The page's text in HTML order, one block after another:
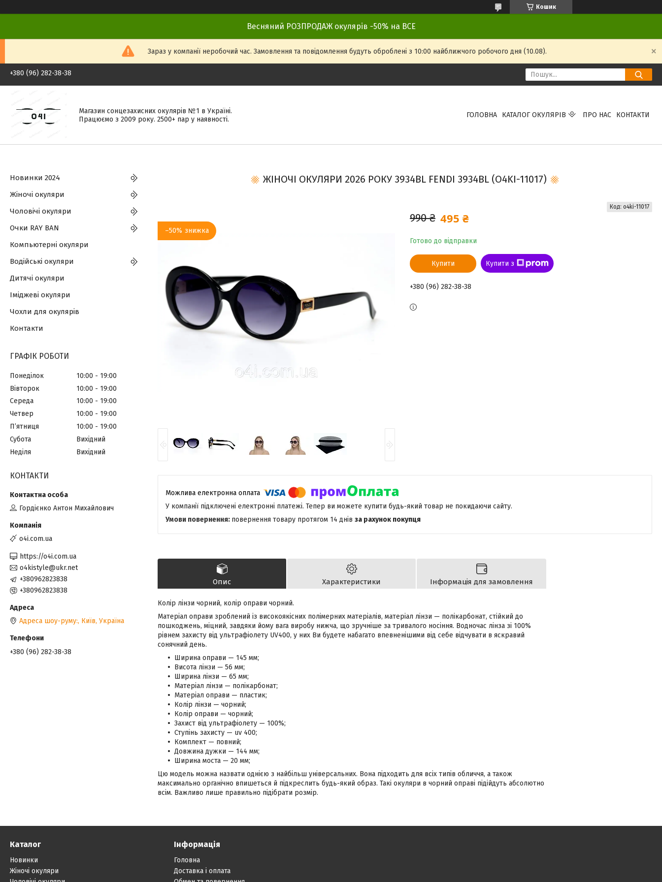
Кошик
Весняний РОЗПРОДАЖ окулярів -50% на ВСЕ
Зараз у компанії неробочий час. Замовлення та повідомлення будуть оброблені з 10:00 найближчого робочого дня (10.08).
+380 (96) 282-38-38
Магазин сонцезахисних окулярів №1 в Україні.
Працюємо з 2009 року. 2500+ пар у наявності.
ГОЛОВНА КАТАЛОГ ОКУЛЯРІВ ПРО НАС КОНТАКТИ
ЖІНОЧІ ОКУЛЯРИ 2026 РОКУ 3934BL FENDI 3934BL (O4KI-11017)
–50%
990 ₴ 495 ₴
Готово до відправки
Код: o4ki-11017
Купити Купити з
+380 (96) 282-38-38
У компанії підключені електронні платежі. Тепер ви можете купити будь-який товар не покидаючи сайту.
повернення товару протягом 14 днів за рахунок покупця
Опис Характеристики Інформація для замовлення
Колір лінзи чорний, колір оправи чорний.
Матеріал оправи зроблений із високоякісних полімерних матеріалів, матеріал лінзи — полікарбонат, стійкий до
пошкоджень, міцний, завдяки йому вага виробу нижча, що зручніше за тривалого носіння. Водночас лінза зі 100%
рівнем захисту від ультрафіолету UV400, у них Ви будете набагато впевненішими від себе відчувати в яскравий
сонячний день.
Ширина оправи — 145 мм;
Висота лінзи — 56 мм;
Ширина лінзи — 65 мм;
Матеріал лінзи — полікарбонат;
Матеріал оправи — пластик;
Колір лінзи — чорний;
Колір оправи — чорний;
Захист від ультрафіолету — 100%;
Ступінь захисту — uv 400;
Комплект — повний;
Довжина дужки — 144 мм;
Ширина моста — 20 мм;
Цю модель можна назвати однією з найбільш універсальних. Вона підходить для всіх типів обличчя, а також
максимально органічно впишеться й підкреслить будь-який образ. Такі окуляри в чорний оправі підійдуть абсолютно
всім. Важливо лише правильно підібрати розмір.
Новинки 2024
Жіночі окуляри
Чоловічі окуляри
Очки RAY BAN
Компьютерні окуляри
Водійські окуляри
Дитячі окуляри
Іміджеві окуляри
Чохли для окулярів
Контакти
ГРАФІК РОБОТИ
Понеділок 10:00
19:00
Вівторок
10:00
19:00
Середа
10:00
19:00
Четвер
10:00
19:00
Пʼятниця
10:00
19:00
Субота
Вихідний
Неділя
Вихідний
КОНТАКТИ
Гордієнко Антон Михайлович
o4i.com.ua
https://o4i.com.ua
o4kistyle@ukr.net
+380962823838
+380962823838
Адреса шоу-руму:, Київ, Україна
+380 (96) 282-38-38
Каталог
Новинки
Жіночі окуляри
Інформація
Головна
Доставка і оплата